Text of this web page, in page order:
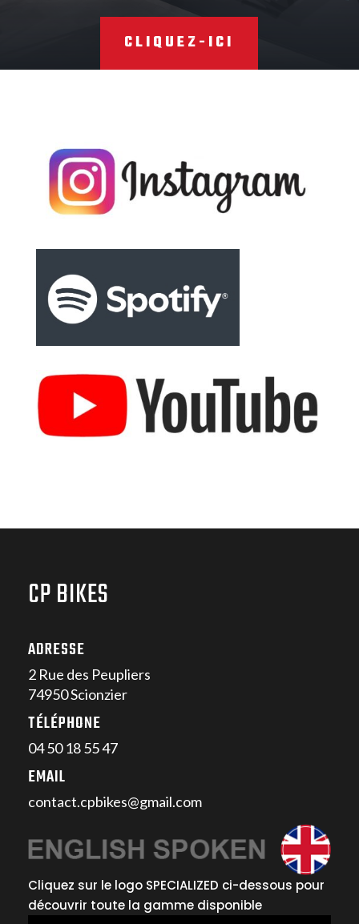
CLIQUEZ-ICI
CP BIKES
ADRESSE
2 Rue des Peupliers
74950 Scionzier
TÉLÉPHONE
04 50 18 55 47
EMAIL
contact.cpbikes@gmail.com
Cliquez sur le logo SPECIALIZED ci-dessous pour
découvrir toute la gamme disponible